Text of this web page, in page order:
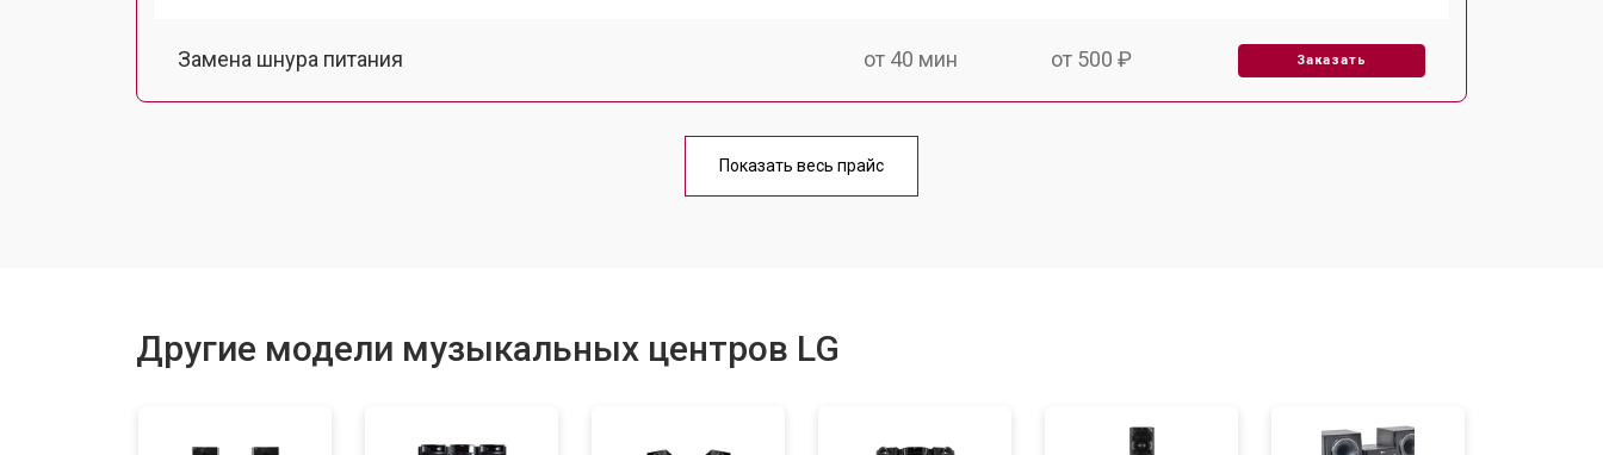
Замена шнура питания от 40 мин от 500 ₽ Заказать
от 60 мин
Показать весь прайс
Другие модели музыкальных центров LG